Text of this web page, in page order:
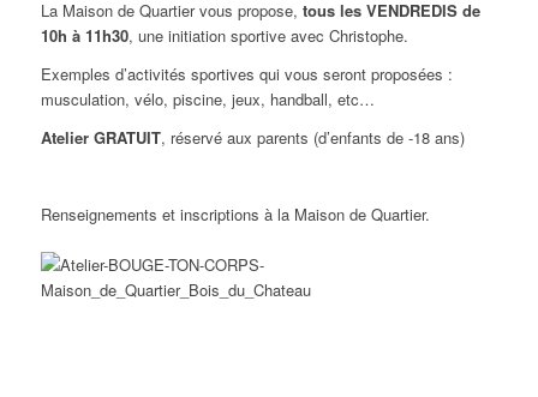
La Maison de Quartier vous propose, tous les VENDREDIS de
10h à 11h30, une initiation sportive avec Christophe.
Exemples d’activités sportives qui vous seront proposées :
musculation, vélo, piscine, jeux, handball, etc…
Atelier GRATUIT, réservé aux parents (d’enfants de -18 ans)
Renseignements et inscriptions à la Maison de Quartier.